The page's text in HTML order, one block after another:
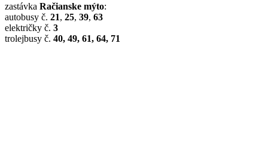
zastávka Račianske mýto:
autobusy č. 21, 25, 39, 63
električky č. 3
trolejbusy č. 40, 49, 61, 64, 71